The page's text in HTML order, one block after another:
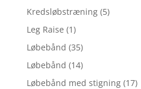
Kredsløbstræning (5)
Leg Raise (1)
Løbebånd (35)
Løbebånd (14)
Løbebånd med stigning (17)